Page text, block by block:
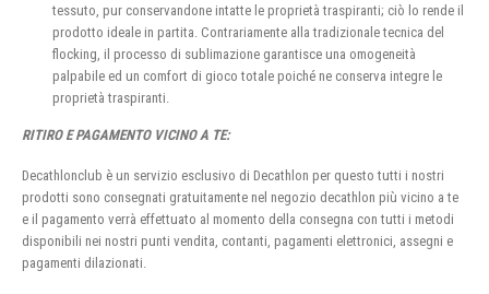
tessuto, pur conservandone intatte le proprietà traspiranti; ciò lo rende il
prodotto ideale in partita. Contrariamente alla tradizionale tecnica del
flocking, il processo di sublimazione garantisce una omogeneità
palpabile ed un comfort di gioco totale poiché ne conserva integre le
proprietà traspiranti.
RITIRO E PAGAMENTO VICINO A TE:
Decathlonclub è un servizio esclusivo di Decathlon per questo tutti i nostri
prodotti sono consegnati gratuitamente nel negozio decathlon più vicino a te
e il pagamento verrà effettuato al momento della consegna con tutti i metodi
disponibili nei nostri punti vendita, contanti, pagamenti elettronici, assegni e
pagamenti dilazionati.